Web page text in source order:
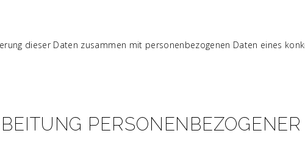
dieser Daten zusammen mit personenbezogenen Daten eines